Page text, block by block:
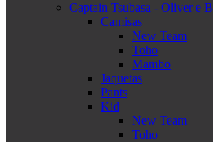
Captain Tsubasa - Oliver e
Camisas
New Team
Toho
Mambo
Jaquetas
Pants
Kid
New Team
Toho